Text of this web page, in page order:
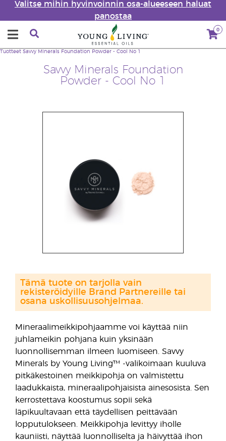
Valitse mihin hyvinvoinnin osa-alueeseen haluat
panostaa
0
Savvy Minerals Foundation
Powder - Cool No 1
Tuotteet Savvy Minerals Foundation Powder - Cool No 1
Mineraalimeikkipohjaamme voi käyttää niin
juhlameikin pohjana kuin yksinään
luonnollisemman ilmeen luomiseen. Savvy
Minerals by Young Living™ -valikoimaan kuuluva
pitkäkestoinen meikkipohja on valmistettu
laadukkaista, mineraalipohjaisista ainesosista. Sen
kerrostettava koostumus sopii sekä
läpikuultavaan että täydellisen peittävään
lopputulokseen. Meikkipohja levittyy iholle
kauniisti, näyttää luonnolliselta ja häivyttää ihon
Tämä tuote on tarjolla vain
rekisteröidyille Brand Partnereille tai
osana uskollisuusohjelmaa.